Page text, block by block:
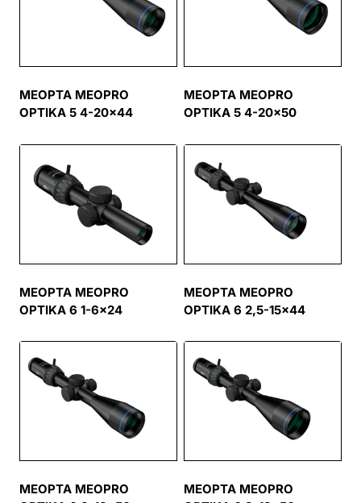
MEOPTA MEOPRO
OPTIKA 5 4-20×44
MEOPTA MEOPRO
OPTIKA 5 4-20×50
MEOPTA MEOPRO
OPTIKA 6 1-6×24
MEOPTA MEOPRO
OPTIKA 6 2,5-15×44
MEOPTA MEOPRO
MEOPTA MEOPRO